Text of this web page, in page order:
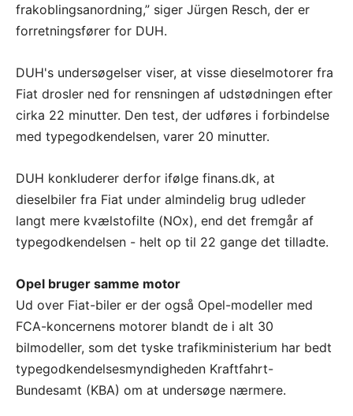
frakoblingsanordning,” siger Jürgen Resch, der er
forretningsfører for DUH.
DUH's undersøgelser viser, at visse dieselmotorer fra
Fiat drosler ned for rensningen af udstødningen efter
cirka 22 minutter. Den test, der udføres i forbindelse
med typegodkendelsen, varer 20 minutter.
DUH konkluderer derfor ifølge finans.dk, at
dieselbiler fra Fiat under almindelig brug udleder
langt mere kvælstofilte (NOx), end det fremgår af
typegodkendelsen - helt op til 22 gange det tilladte.
Opel bruger samme motor
Ud over Fiat-biler er der også Opel-modeller med
FCA-koncernens motorer blandt de i alt 30
bilmodeller, som det tyske trafikministerium har bedt
typegodkendelsesmyndigheden Kraftfahrt-
Bundesamt (KBA) om at undersøge nærmere.